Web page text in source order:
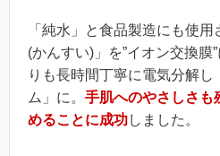
「純水」と食品製造にも使
(かんすい)」を”イオン交換膜
りも長時間丁寧に電気分解し
ム」に。 手肌へのやさしさも
めることに成功しました。